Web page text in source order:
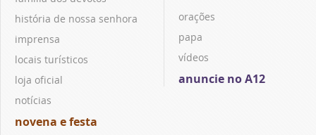
história de nossa senhora
imprensa
locais turísticos
loja oficial
notícias
novena e festa
orações
papa
vídeos
anuncie no A12